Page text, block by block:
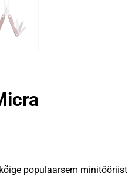
populaarsem minitööriist